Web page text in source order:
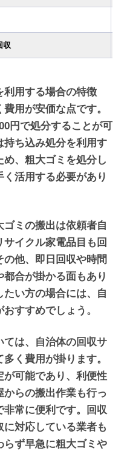
収
利用する場合の特徴
用が安価な点です。
円で処分することが可
ち込み処分を利用す
、粗大ゴミを処分し
活用する必要があり
ミの搬出は依頼者自
イクル家電品目も回
他、即日回収や時間
合が掛かる面もあり
たい方の場合には、自
すすめでしょう。
は、自治体の回収サ
く費用が掛ります。
が可能であり、利便性
らの搬出作業も行っ
常に便利です。回収
対応している業者も
ず早急に粗大ゴミや